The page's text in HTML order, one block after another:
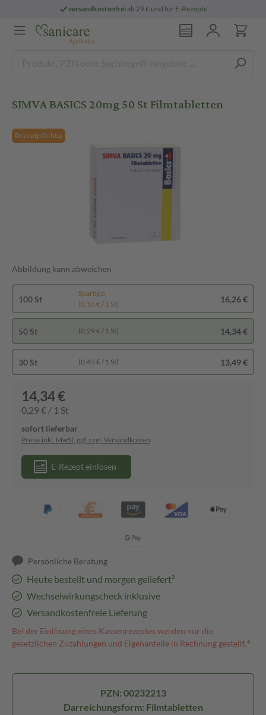
versandkostenfreiab 29 € und für E-Rezepte
SIMVA BASICS 20mg 50 St Filmtabletten
Rezeptpflichtig
Abbildung kann abweichen
100 St
Spartipp
(0,16 € / 1 St)
16,26 €
50 St (0,29 € / 1 St) 14,34 €
30 St (0,45 € / 1 St) 13,49 €
14,34 €
0,29 € / 1 St
sofort lieferbar
Preise inkl. MwSt. ggf. zzgl. Versandkosten
E-Rezept einlösen
Persönliche Beratung
Heute bestellt und morgen geliefert³
Wechselwirkungscheck inklusive
Versandkostenfreie Lieferung
Bei der Einlösung eines Kassenrezeptes werden nur die
gesetzlichen Zuzahlungen und Eigenanteile in Rechnung gestellt.⁴
PZN: 00232213
Darreichungsform: Filmtabletten